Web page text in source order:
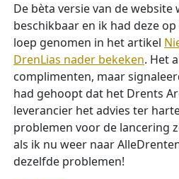
De bèta versie van de website
beschikbaar en ik had deze
loep genomen in het artikel
DrenLias nader bekeken. Het
complimenten, maar
had gehoopt dat het Drents
leverancier het advies ter
problemen voor de lancering
als ik nu weer naar
dezelfde problemen!